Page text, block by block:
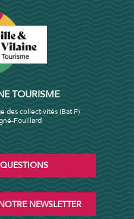
TOURISME
des collectivités (Bat F)
Fouillard
NEWSLETTER